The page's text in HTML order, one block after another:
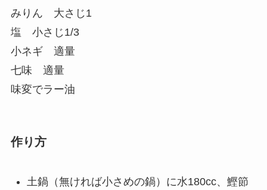
みりん 大さじ1
塩 小さじ1/3
小ネギ 適量
七味 適量
味変でラー油
作り方
土鍋（無ければ小さめの鍋）に水180cc、鰹節